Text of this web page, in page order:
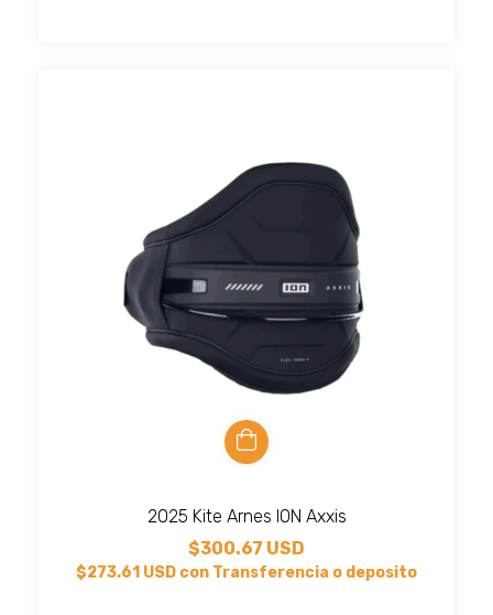
2025 Kite Arnes ION Axxis
$300.67 USD
$273.61 USD con Transferencia o deposito